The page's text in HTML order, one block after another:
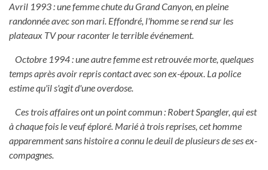
Avril 1993 : une femme chute du Grand Canyon, en pleine
randonnée avec son mari. Effondré, l'homme se rend sur les
plateaux TV pour raconter le terrible événement.
Octobre 1994 : une autre femme est retrouvée morte, quelques
temps après avoir repris contact avec son ex-époux. La police
estime qu'il s'agit d'une overdose.
Ces trois affaires ont un point commun : Robert Spangler, qui est
à chaque fois le veuf éploré. Marié à trois reprises, cet homme
apparemment sans histoire a connu le deuil de plusieurs de ses ex-
compagnes.